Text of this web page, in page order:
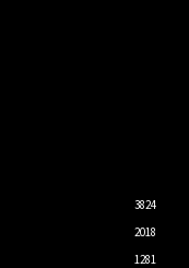
3824
2018
1281